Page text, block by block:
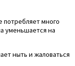
много
уменьшается на
ныть и жаловаться